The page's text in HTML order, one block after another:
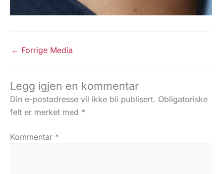
← Forrige Media
Legg igjen en kommentar
Din e-postadresse vil ikke bli publisert. Obligatoriske
felt er merket med *
Kommentar *